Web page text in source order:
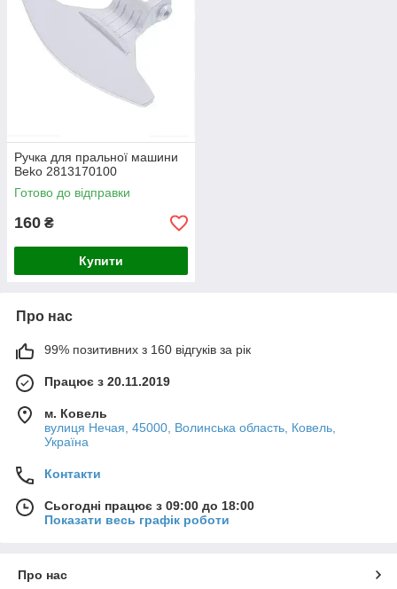
Ручка для пральної машини
Beko 2813170100
Готово до відправки
160 ₴
Купити
Про нас
99% позитивних з 160 відгуків за рік
Працює з 20.11.2019
м. Ковель
вулиця Нечая, 45000, Волинська область, Ковель,
Україна
Контакти
Сьогодні працює з 09:00 до 18:00
Показати весь графік роботи
Про нас